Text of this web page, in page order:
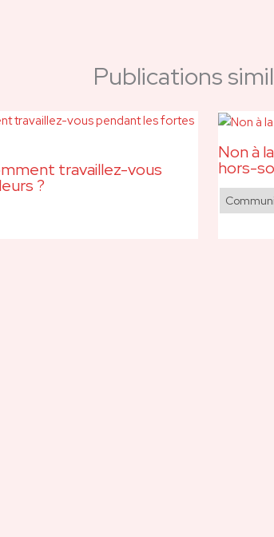
Publications
travaillez-vous
?
Non à
hors-